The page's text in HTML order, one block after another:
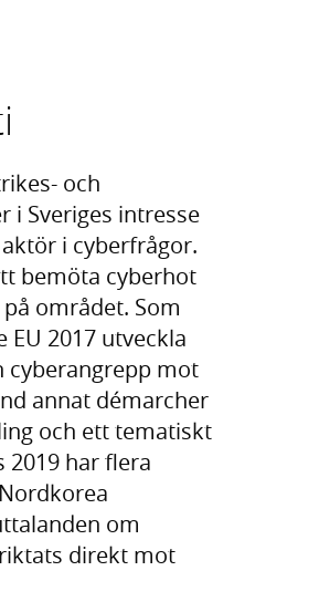
och
i Sveriges intresse
i cyberfrågor.
bemöta cyberhot
området. Som
2017 utveckla
cyberangrepp mot
annat démarcher
och ett tematiskt
har flera
om
direkt mot